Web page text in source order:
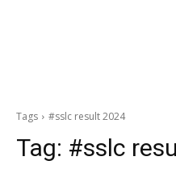
Tags #sslc result 2024
Tag: #sslc